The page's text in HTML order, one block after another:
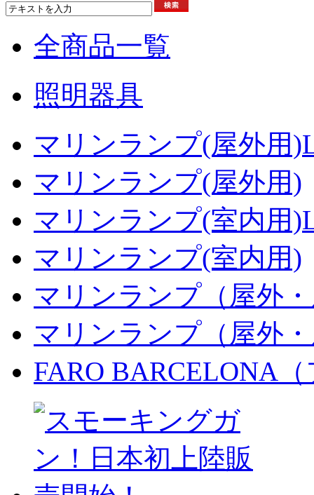
全商品一覧
照明器具
マリンランプ(屋外用
マリンランプ(屋外用)
マリンランプ(室内用
マリンランプ(室内用)
マリンランプ（屋外
マリンランプ（屋外
FARO BARCELONA